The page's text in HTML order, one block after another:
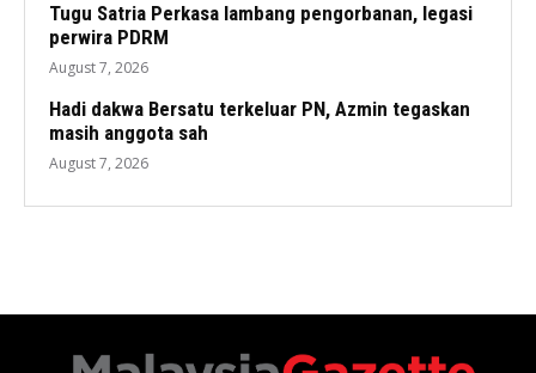
Tugu Satria Perkasa lambang pengorbanan, legasi
perwira PDRM
August 7, 2026
Hadi dakwa Bersatu terkeluar PN, Azmin tegaskan
masih anggota sah
August 7, 2026